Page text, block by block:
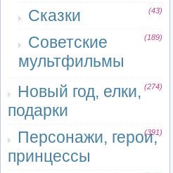
Сказки (43)
Советские
мультфильмы
(189)
Новый год, елки,
подарки
(274)
Персонажи, герои,
принцессы
(391)